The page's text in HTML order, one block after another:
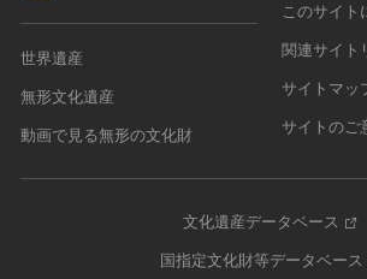
世界遺産
無形文化遺産
動画で見る無形の文化財
このサイト
関連サイト
サイトマッ
サイトのご
文化遺産データベース
国指定文化財等データベース